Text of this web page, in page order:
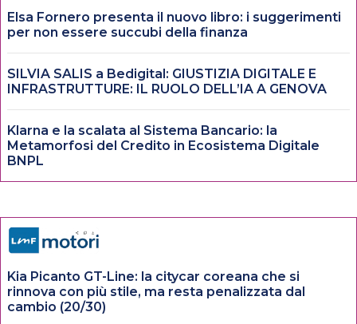
Elsa Fornero presenta il nuovo libro: i suggerimenti
per non essere succubi della finanza
SILVIA SALIS a Bedigital: GIUSTIZIA DIGITALE E
INFRASTRUTTURE: IL RUOLO DELL’IA A GENOVA
Klarna e la scalata al Sistema Bancario: la
Metamorfosi del Credito in Ecosistema Digitale
BNPL
Kia Picanto GT-Line: la citycar coreana che si
rinnova con più stile, ma resta penalizzata dal
cambio (20/30)